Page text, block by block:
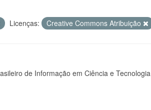
Licenças: Creative Commons Atribuição
de Informação em Ciência e Tecnologia